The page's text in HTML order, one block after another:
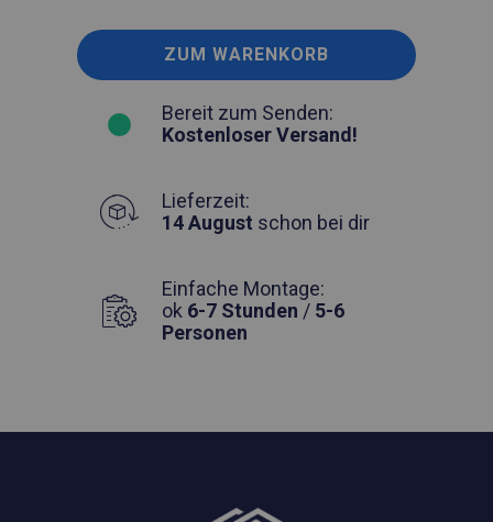
ZUM WARENKORB
Bereit zum Senden:
Kostenloser Versand!
Lieferzeit:
14 August schon bei dir
Einfache Montage:
ok 6-7 Stunden / 5-6
Personen